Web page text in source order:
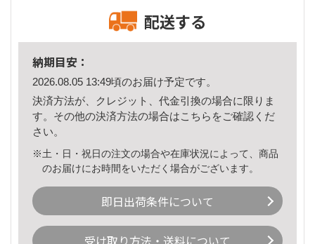
配送する
納期目安：
2026.08.05 13:49頃のお届け予定です。
決済方法が、クレジット、代金引換の場合に限りま
す。その他の決済方法の場合はこちら をご確認くだ
さい。
※土・日・祝日の注文の場合や在庫状況によって、商品
のお届けにお時間をいただく場合がございます。
即日出荷条件について
受け取り方法・送料について